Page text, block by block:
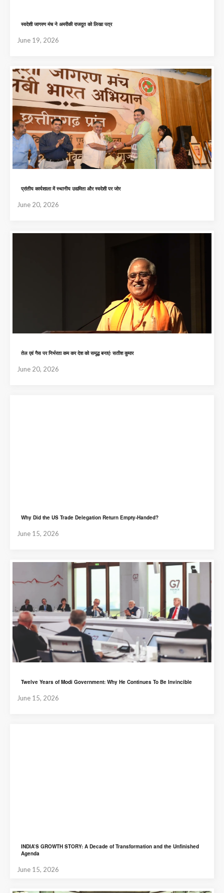
स्वदेशी जागरण मंच ने अमरीकी राजदूत को लिखा पत्र
June 19, 2026
प्रांतीय कार्यशाला में स्थानीय उद्यमिता और स्वदेशी पर जोर
June 20, 2026
तेल एवं गैस पर निर्भरता कम कर देश को समृद्ध बनाएंः सतीश कुमार
June 20, 2026
Why Did the US Trade Delegation Return Empty-Handed?
June 15, 2026
Twelve Years of Modi Government: Why He Continues To Be Invincible
June 15, 2026
INDIA’S GROWTH STORY: A Decade of Transformation and the Unfinished
Agenda
June 15, 2026